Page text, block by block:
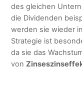
des gleichen
die Dividenden
werden sie wieder
Strategie ist
da sie das
von